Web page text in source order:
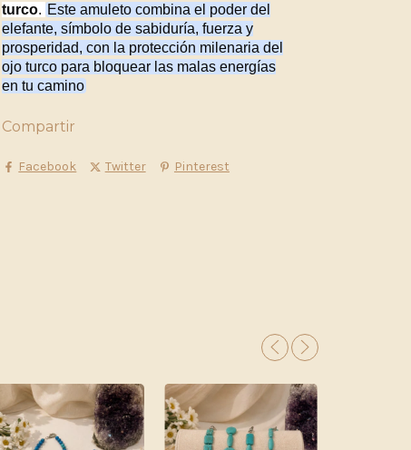
turco. Este amuleto combina el poder del
elefante, símbolo de sabiduría, fuerza y
prosperidad, con la protección milenaria del
ojo turco para bloquear las malas energías
en tu camino
Compartir
Facebook Twitter Pinterest